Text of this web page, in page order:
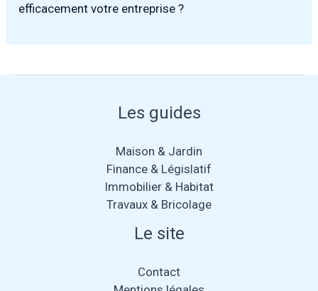
efficacement votre entreprise ?
Les guides
Maison & Jardin
Finance & Législatif
Immobilier & Habitat
Travaux & Bricolage
Le site
Contact